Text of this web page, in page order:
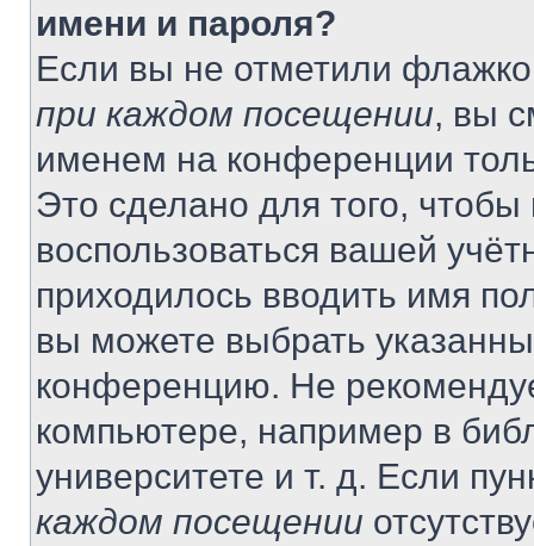
имени и пароля?
Если вы не отметили
при каждом посещении, вы
именем на конференции
Это сделано для того, чтобы
воспользоваться вашей
приходилось вводить имя
вы можете выбрать
конференцию. Не
компьютере, например в
университете и т. д. Если
каждом посещении